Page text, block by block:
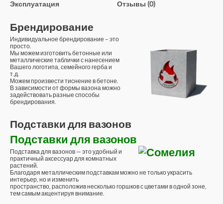
Эксплуатация Отзывы (0)
Брендирование
Индивидуальное брендирование – это
просто.
Мы можем изготовить бетонные или
металлические таблички с нанесением
Вашего логотипа, семейного герба и
т.д.
Можем произвести тиснение в бетоне.
В зависимости от формы вазона можно
задействовать разные способы
брендирования.
Подставки для вазонов
Подставки для вазонов
Подставка для вазонов — это удобный и
практичный аксессуар для комнатных
растений.
Благодаря металлическим подставкам можно не только украсить
интерьер, но и изменить
пространство, расположив несколько горшков с цветами в одной зоне,
тем самым акцентируя внимание.